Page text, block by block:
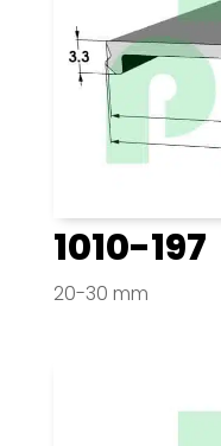
1010-197
20-30 mm